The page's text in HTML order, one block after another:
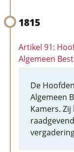
1815
Artikel 91:
Algemeen
De
Algemeen
Kamers.